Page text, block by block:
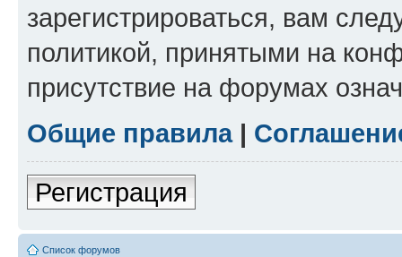
зарегистрироваться, вам
политикой, принятыми на
присутствие на форумах
Общие правила|
Регистрация
Список форумов